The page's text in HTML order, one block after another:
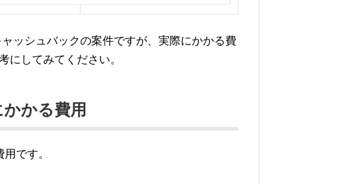
ッシュバックの案件ですが、実際にかかる費
にしてみてください。
かる費用
です。